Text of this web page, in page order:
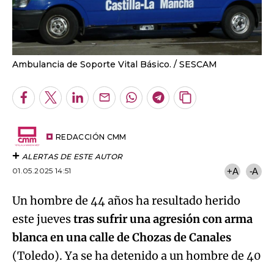
Ambulancia de Soporte Vital Básico. SESCAM
Facebook
TwitterLinkedInEnviarWhatsapp
Telegram
Copiar
REDACCIÓN CMM
ALERTAS DE ESTE AUTOR
01.05.2025 14:51
+A -A
Un hombre de 44 años ha resultado herido
este juevestras sufrir una agresión con arma
blanca en una calle de Chozas de Canales
(Toledo). Ya se ha detenido a un hombre de 40